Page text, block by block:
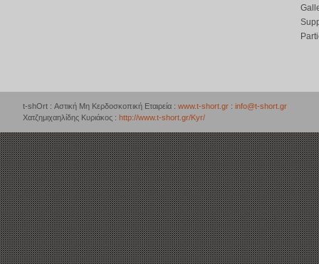
t-shOrt : Αστική Μη Κερδοσκοπική Εταιρεία : www.t-short.gr : info@t-short.gr
Χατζημιχαηλίδης Κυριάκος : http://www.t-short.gr/Kyr/